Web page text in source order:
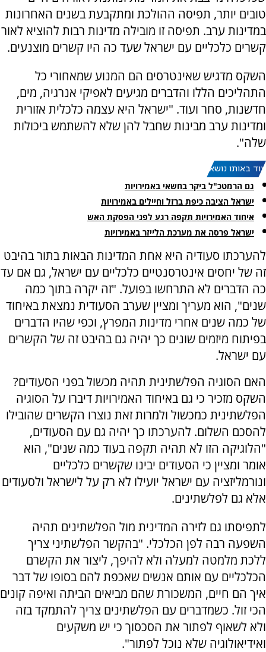
טובים יותר, תפיסה ההולכת ומתקבעת בשנים האחרונות
במדינות ערב. תפיסה זו מובילה מדינות רבות להוציא לאור
קשרים כלכליים עם ישראל שעד כה היו קשרים מוצנעים.
השקס מדגיש שאינטרסים הם המנוע שמאחורי כל
התהליכים הללו והדברים מגיעים לאפיקי אנרגיה, מים,
חדשנות, סחר ועוד. "ישראל היא עצמה כלכלית אזורית
ומדינות ערב מבינות שחבל להן שלא להשתמש ביכולות
שלה".
עוד באותו נושא:
גם הרמטכ"ל ביקר בחשאי באמירויות
ישראל הציבה כיפת ברזל וחיילים באמירויות
איחוד האמירויות תקפה רגע לפני הפסקת האש
ישראל פרסה את מערכת הלייזר באמירויות
להערכתו סעודיה היא אחת המדינות הבאות בתור בהיבט
זה של יחסים אינטרסנטיים כלכליים עם ישראל, גם אם עד
כה הדברים לא התרחשו בפועל. "זה יקרה בתוך כמה
שנים", הוא מעריך ומציין שערב הסעודית נמצאת באיחוד
של כמה שנים אחרי מדינות המפרץ, וכפי שהיו הדברים
בפיתוח מיזמים שונים כך יהיה גם בהיבט זה של הקשרים
עם ישראל.
האם הסוגיה הפלשתינית תהיה מכשול בפני הסעודים?
השקס מזכיר כי גם באיחוד האמירויות דיברו על הסוגיה
הפלשתינית כמכשול ולמרות זאת נוצרו הקשרים שהובילו
להסכם השלום. להערכתו כך יהיה גם עם הסעודים,
"הלוגיקה הזו לא תהיה תקפה בעוד כמה שנים", הוא
אומר ומציין כי הסעודים יבינו שקשרים כלכליים
ונורמליזציה עם ישראל יועילו לא רק על לישראל ולסעודים
אלא גם לפלשתינים.
לתפיסתו גם לזירה המדינית מול הפלשתינים תהיה
השפעה רבה לפן הכלכלי. "בהקשר הפלשתיני צריך
ללכת מלמטה למעלה ולא להיפך, ליצור את הקשרם
הכלכליים עם אותם אנשים שאכפת להם בסופו של דבר
איך הם חיים, המשכורת שהם מביאים הביתה ואיפה קונים
הכי זול. כשמדברים עם הפלשתינים צריך להתמקד בזה
ולא לשאוף לפתור את הסכסוך כי יש משקעים
ואידיאולוגיה שלא נוכל לפתור".